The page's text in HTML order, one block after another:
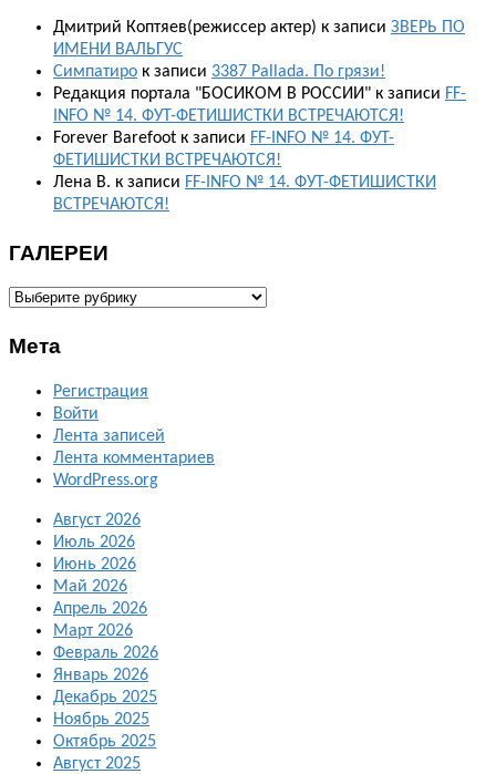
Дмитрий Коптяев(режиссер актер) к записи ЗВЕРЬ ПО
ИМЕНИ ВАЛЬГУС
Симпатиро к записи 3387 Pallada. По грязи!
Редакция портала "БОСИКОМ В РОССИИ" к записи FF-
INFO № 14. ФУТ-ФЕТИШИСТКИ ВСТРЕЧАЮТСЯ!
Forever Barefoot к записи FF-INFO № 14. ФУТ-
ФЕТИШИСТКИ ВСТРЕЧАЮТСЯ!
Лена В. к записи FF-INFO № 14. ФУТ-ФЕТИШИСТКИ
ВСТРЕЧАЮТСЯ!
ГАЛЕРЕИ
ГАЛЕРЕИ
Мета
Регистрация
Войти
Лента записей
Лента комментариев
WordPress.org
Август 2026
Июль 2026
Июнь 2026
Май 2026
Апрель 2026
Март 2026
Февраль 2026
Январь 2026
Декабрь 2025
Ноябрь 2025
Октябрь 2025
Август 2025